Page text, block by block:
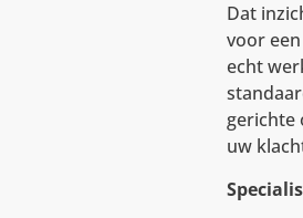
Dat
voor
echt
gerichte
uw